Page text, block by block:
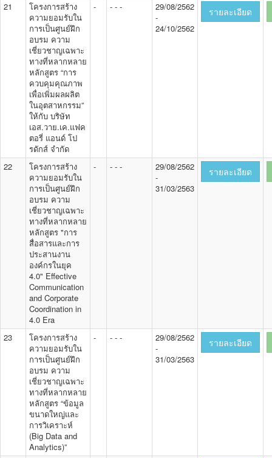
21
โครงการสร้าง
ความยอมรับใน
การเป็นศูนย์ฝึก
อบรม ความ
เชี่ยวชาญเฉพาะ
ทางที่หลากหลาย
หลักสูตร “การ
ควบคุมคุณภาพ
เพื่อเพิ่มผลผลิต
ในอุตสาหกรรม”
ให้กับ บริษัท
เอส.วาย.เค.แฟค
ตอรี่ แอนด์ โป
รดักส์ จำกัด
- - - -
29/08/2562
-
24/10/2562
รายละเอียด
22
โครงการสร้าง
ความยอมรับใน
การเป็นศูนย์ฝึก
อบรม ความ
เชี่ยวชาญเฉพาะ
ทางที่หลากหลาย
หลักสูตร "การ
สื่อสารและการ
ประสานงาน
องค์กรในยุค
4.0" Effective
Communication
and Corporate
Coordination in
4.0 Era
- - - -
29/08/2562
-
31/03/2563
รายละเอียด
23
โครงการสร้าง
ความยอมรับใน
การเป็นศูนย์ฝึก
อบรม ความ
เชี่ยวชาญเฉพาะ
ทางที่หลากหลาย
หลักสูตร “ข้อมูล
ขนาดใหญ่และ
การวิเคราะห์
(Big Data and
Analytics)”
- - - -
29/08/2562
-
31/03/2563
รายละเอียด